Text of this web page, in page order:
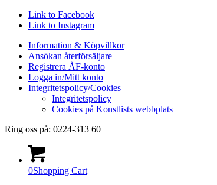
Link to Facebook
Link to Instagram
Information & Köpvillkor
Ansökan återförsäljare
Registrera ÅF-konto
Logga in/Mitt konto
Integritetspolicy/Cookies
Integritetspolicy
Cookies på Konstlists webbplats
Ring oss på: 0224-313 60
0Shopping Cart